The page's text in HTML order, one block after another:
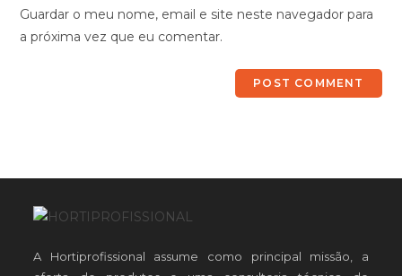
Guardar o meu nome, email e site neste navegador para
a próxima vez que eu comentar.
A Hortiprofissional assume como principal missão, a